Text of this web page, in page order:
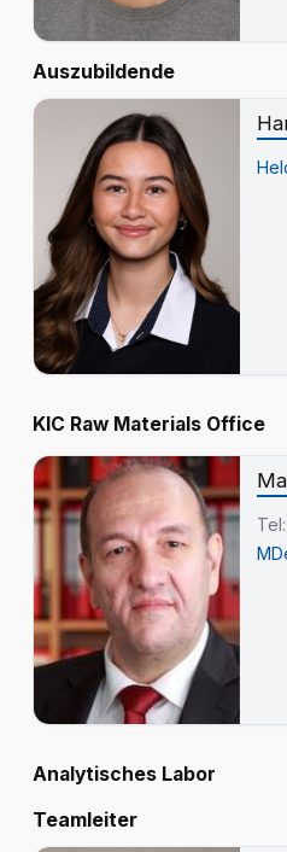
Auszubildende
KIC Raw Materials Office
Tel:
Analytisches Labor
Teamleiter